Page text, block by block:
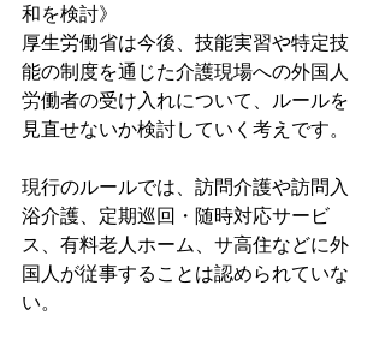
和を検討》
厚生労働省は今後、技能実習や特定技
能の制度を通じた介護現場への外国人
労働者の受け入れについて、ルールを
見直せないか検討していく考えです。
現行のルールでは、訪問介護や訪問入
浴介護、定期巡回・随時対応サービ
ス、有料老人ホーム、サ高住などに外
国人が従事することは認められていな
い。